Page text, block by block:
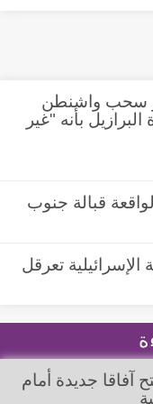
سحب واشنطن
بأنه "غير
الواقعة قبالة جنوب
الإسرائيلية تعرقل
آفاقا جديدة أمام